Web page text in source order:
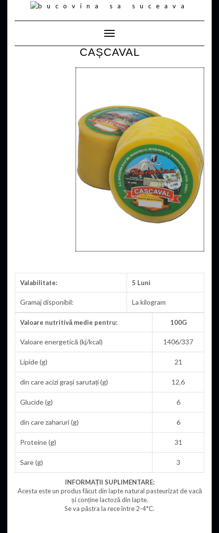
Toggle
Navigation
CAȘCAVAL
Valabilitate: 5 Luni
Gramaj disponibil: La kilogram
Valoare nutritivă medie pentru: 100G
Valoare energetică (kj/kcal) 1406/337
Lipide (g) 21
din care acizi grași sarutați (g) 12,6
Glucide (g) 6
din care zaharuri (g) 6
Proteine (g) 31
Sare (g) 3
INFORMAȚII SUPLIMENTARE:
Acesta este un produs făcut din lapte natural pasteurizat de vacă
și conține lactoză din lapte.
Se va păstra la rece între 2-4*C.